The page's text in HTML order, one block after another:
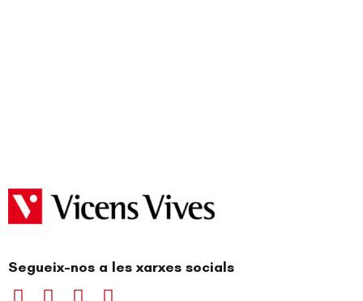
Segueix-nos a les xarxes socials